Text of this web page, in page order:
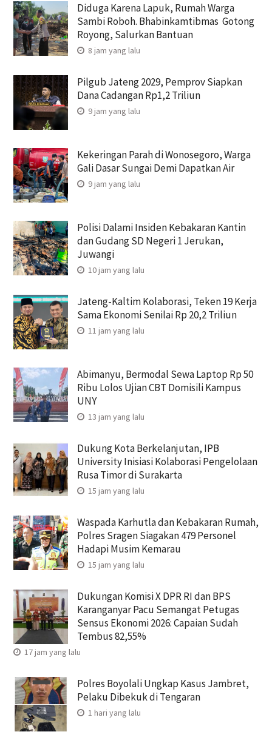
Diduga Karena Lapuk, Rumah Warga
Sambi Roboh. Bhabinkamtibmas Gotong
Royong, Salurkan Bantuan
8 jam yang lalu
Pilgub Jateng 2029, Pemprov Siapkan
Dana Cadangan Rp1,2 Triliun
9 jam yang lalu
Kekeringan Parah di Wonosegoro, Warga
Gali Dasar Sungai Demi Dapatkan Air
9 jam yang lalu
Polisi Dalami Insiden Kebakaran Kantin
dan Gudang SD Negeri 1 Jerukan,
Juwangi
10 jam yang lalu
Jateng-Kaltim Kolaborasi, Teken 19 Kerja
Sama Ekonomi Senilai Rp 20,2 Triliun
11 jam yang lalu
Abimanyu, Bermodal Sewa Laptop Rp 50
Ribu Lolos Ujian CBT Domisili Kampus
UNY
13 jam yang lalu
Dukung Kota Berkelanjutan, IPB
University Inisiasi Kolaborasi Pengelolaan
Rusa Timor di Surakarta
15 jam yang lalu
Waspada Karhutla dan Kebakaran Rumah,
Polres Sragen Siagakan 479 Personel
Hadapi Musim Kemarau
15 jam yang lalu
Dukungan Komisi X DPR RI dan BPS
Karanganyar Pacu Semangat Petugas
Sensus Ekonomi 2026: Capaian Sudah
Tembus 82,55%
17 jam yang lalu
Polres Boyolali Ungkap Kasus Jambret,
Pelaku Dibekuk di Tengaran
1 hari yang lalu